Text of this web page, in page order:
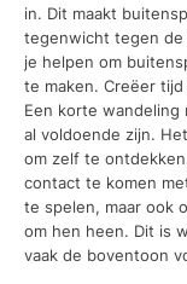
in. Dit maakt
tegenwicht tegen de
je helpen om
te maken. Creëer
Een korte wandeling
al voldoende zijn.
om zelf te
contact te komen
te spelen, maar ook
om hen heen. Dit is
vaak de boventoon